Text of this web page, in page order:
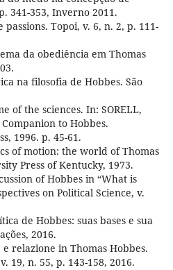
341-353, Inverno 2011.
passions. Topoi, v. 6, n. 2, p. 111-
da obediência em Thomas
na filosofia de Hobbes. São
of the sciences. In: SORELL,
to Hobbes.
1996. p. 45-61.
of motion: the world of Thomas
Press of Kentucky, 1973.
of Hobbes in “What is
on Political Science, v.
de Hobbes: suas bases e sua
2016.
relazione in Thomas Hobbes.
19, n. 55, p. 143-158, 2016.